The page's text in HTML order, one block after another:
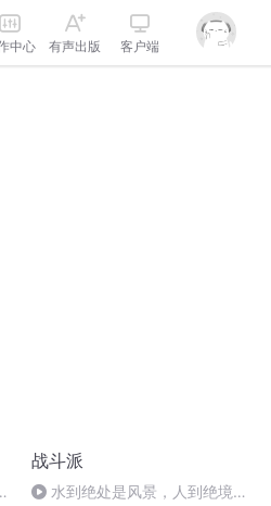
中心 有声出版 客户端
战斗派
水到绝处是风景，人到绝境是